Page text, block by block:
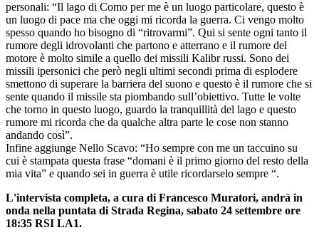
personali: “Il lago di Como per me è un luogo particolare, questo è
un luogo di pace ma che oggi mi ricorda la guerra. Ci vengo molto
spesso quando ho bisogno di “ritrovarmi”. Qui si sente ogni tanto il
rumore degli idrovolanti che partono e atterrano e il rumore del
motore è molto simile a quello dei missili Kalibr russi. Sono dei
missili ipersonici che però negli ultimi secondi prima di esplodere
smettono di superare la barriera del suono e questo è il rumore che si
sente quando il missile sta piombando sull’obiettivo. Tutte le volte
che torno in questo luogo, guardo la tranquillità del lago e questo
rumore mi ricorda che da qualche altra parte le cose non stanno
andando così”.
Infine aggiunge Nello Scavo: “Ho sempre con me un taccuino su
cui è stampata questa frase “domani è il primo giorno del resto della
mia vita” e quando sei in guerra è utile ricordarselo sempre “.
L'intervista completa, a cura di Francesco Muratori, andrà in
onda nella puntata di Strada Regina, sabato 24 settembre ore
18:35 RSI LA1.